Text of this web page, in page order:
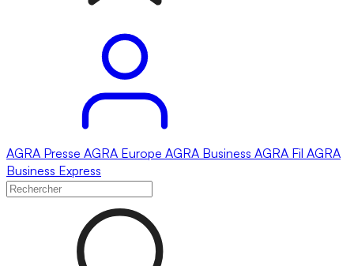
AGRA Presse AGRA Europe AGRA Business AGRA Fil AGRA
Business Express